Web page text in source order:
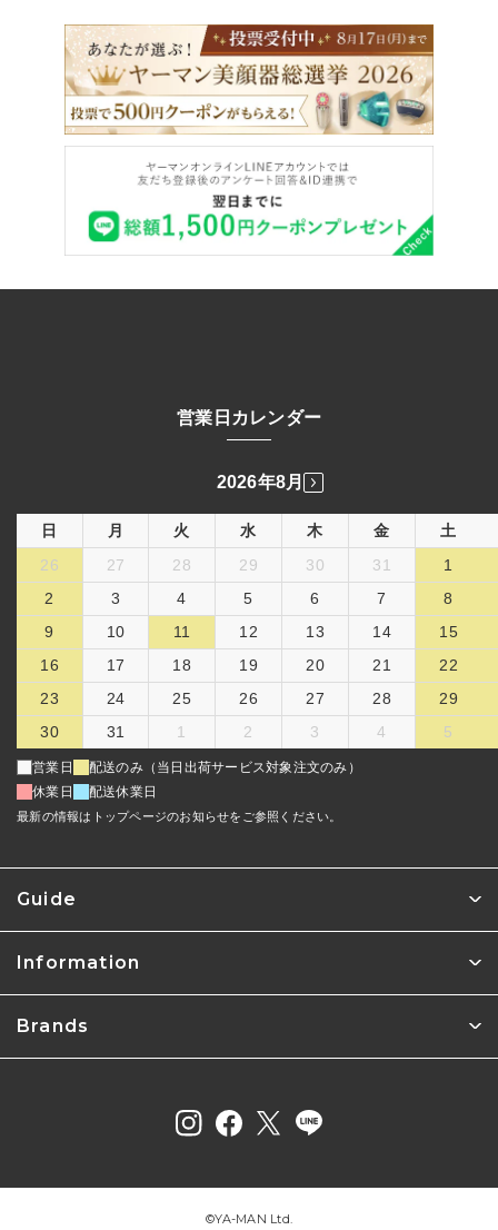
Guide
Information
Brands
営業日カレンダー
2026年8月
日 月 火 水 木 金
土
26
27 28 29 30 31
1
2
3 4 5 6 7
8
9
10 11 12 13 14
15
16
17 18 19 20 21
22
23
24 25 26 27 28
29
30
31 1 2 3 4 5
営業日
配送のみ（当日出荷サービス対象注文のみ）
休業日
配送休業日
最新の情報はトップページのお知らせをご参照ください。
©︎YA-MAN Ltd.